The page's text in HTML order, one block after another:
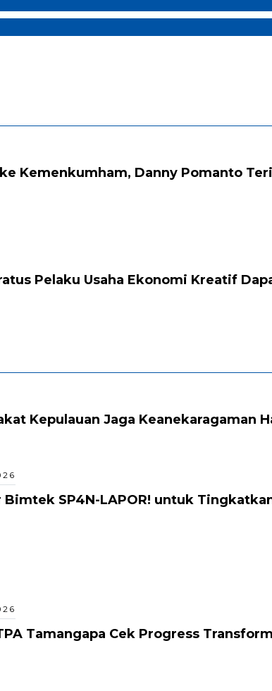
Kemenkumham, Danny Pomanto
Pelaku Usaha Ekonomi Kreatif
Kepulauan Jaga Keanekaragaman
SP4N-LAPOR! untuk
Tamangapa Cek Progress